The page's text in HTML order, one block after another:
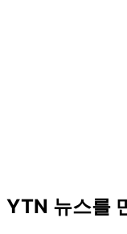
YTN 뉴스를